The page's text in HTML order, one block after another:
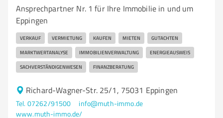
Ansprechpartner Nr. 1 für Ihre Immobilie in und um
Eppingen
VERKAUF VERMIETUNG KAUFEN MIETEN GUTACHTEN
MARKTWERTANALYSE IMMOBILIENVERWALTUNG ENERGIEAUSWEIS
SACHVERSTÄNDIGENWESEN FINANZBERATUNG
Richard-Wagner-Str. 25/1, 75031 Eppingen
Tel. 07262/91500
info@muth-immo.de
www.muth-immo.de/